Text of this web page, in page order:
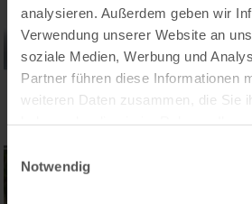
analysieren. Außerdem geben wir
Verwendung unserer Website an
soziale Medien, Werbung und
Partner führen diese Informationen
weiteren Daten zusammen, die Sie
Einwilligungsauswahl
Notwendig